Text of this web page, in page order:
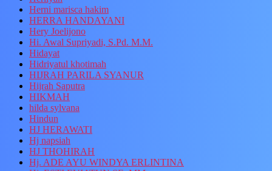
Herni marisca hakim
HERRA HANDAYANI
Hery Joelijono
Hi. Awal Supriyadi, S.Pd. M.M.
Hidayat
Hidriyatul khotimah
HIJRAH PARILA SYANUR
Hijrah Saputra
HIKMAH
hilda sylvana
Hindun
HJ HERAWATI
Hj napsiah
HJ THOHIRAH
Hj. ADE AYU WINDYA ERLINTINA